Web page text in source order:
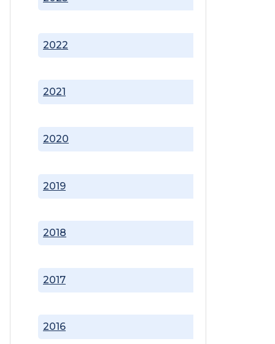
2016
2017
2018
2019
2020
2021
2022